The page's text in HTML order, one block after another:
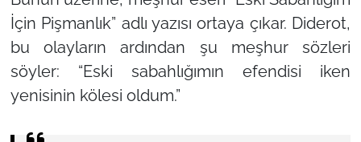
İçin Pişmanlık” adlı yazısı ortaya çıkar. Diderot,
bu olayların ardından şu meşhur sözleri
söyler: “Eski sabahlığımın efendisi iken
yenisinin kölesi oldum.”